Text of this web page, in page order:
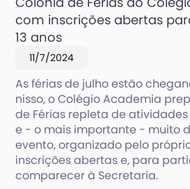
com inscrições abertas
13 anos
11/7/2024
As férias de julho estão
nisso, o Colégio Academia
de Férias repleta de
e - o mais importante - muito
evento, organizado pelo
inscrições abertas e, para
comparecer à Secretaria.